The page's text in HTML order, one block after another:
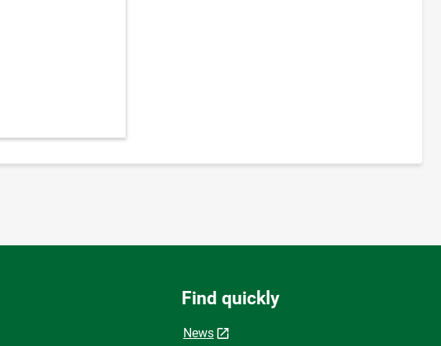
Find quickly
News